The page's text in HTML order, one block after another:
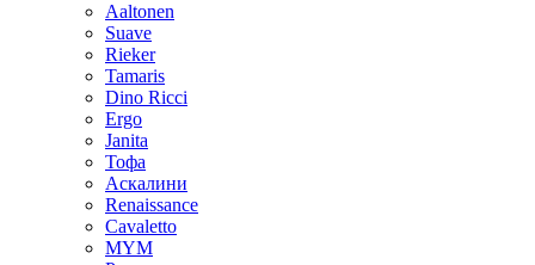
Aaltonen
Suave
Rieker
Tamaris
Dino Ricci
Ergo
Janita
Тофа
Аскалини
Renaissance
Cavaletto
MYM